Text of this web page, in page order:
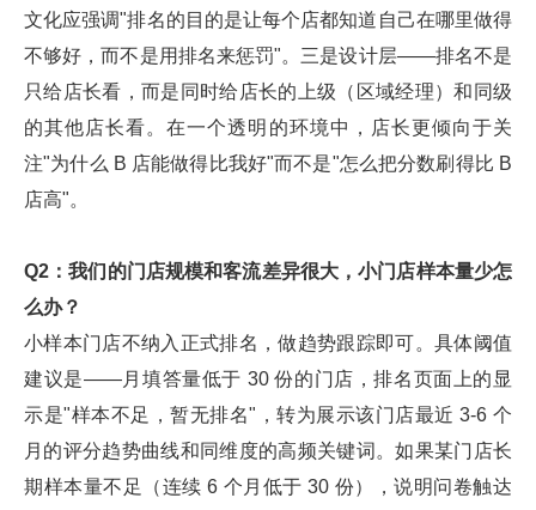
文化应强调"排名的目的是让每个店都知道自己在哪里做得
不够好，而不是用排名来惩罚"。三是设计层——排名不是
只给店长看，而是同时给店长的上级（区域经理）和同级
的其他店长看。在一个透明的环境中，店长更倾向于关
注"为什么 B 店能做得比我好"而不是"怎么把分数刷得比 B
店高"。
Q2：我们的门店规模和客流差异很大，小门店样本量少怎
么办？
小样本门店不纳入正式排名，做趋势跟踪即可。具体阈值
建议是——月填答量低于 30 份的门店，排名页面上的显
示是"样本不足，暂无排名"，转为展示该门店最近 3-6 个
月的评分趋势曲线和同维度的高频关键词。如果某门店长
期样本量不足（连续 6 个月低于 30 份），说明问卷触达